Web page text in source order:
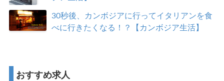
30秒後、カンボジアに行ってイタリアンを食
べに行きたくなる！？【カンボジア生活】
おすすめ求人